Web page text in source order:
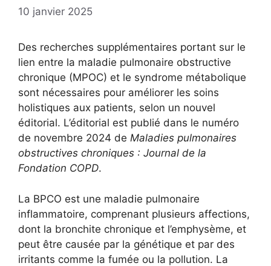
10 janvier 2025
Des recherches supplémentaires portant sur le
lien entre la maladie pulmonaire obstructive
chronique (MPOC) et le syndrome métabolique
sont nécessaires pour améliorer les soins
holistiques aux patients, selon un nouvel
éditorial. L’éditorial est publié dans le numéro
de novembre 2024 de Maladies pulmonaires
obstructives chroniques : Journal de la
Fondation COPD.
La BPCO est une maladie pulmonaire
inflammatoire, comprenant plusieurs affections,
dont la bronchite chronique et l’emphysème, et
peut être causée par la génétique et par des
irritants comme la fumée ou la pollution. La